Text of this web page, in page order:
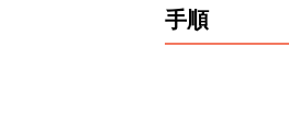
手順